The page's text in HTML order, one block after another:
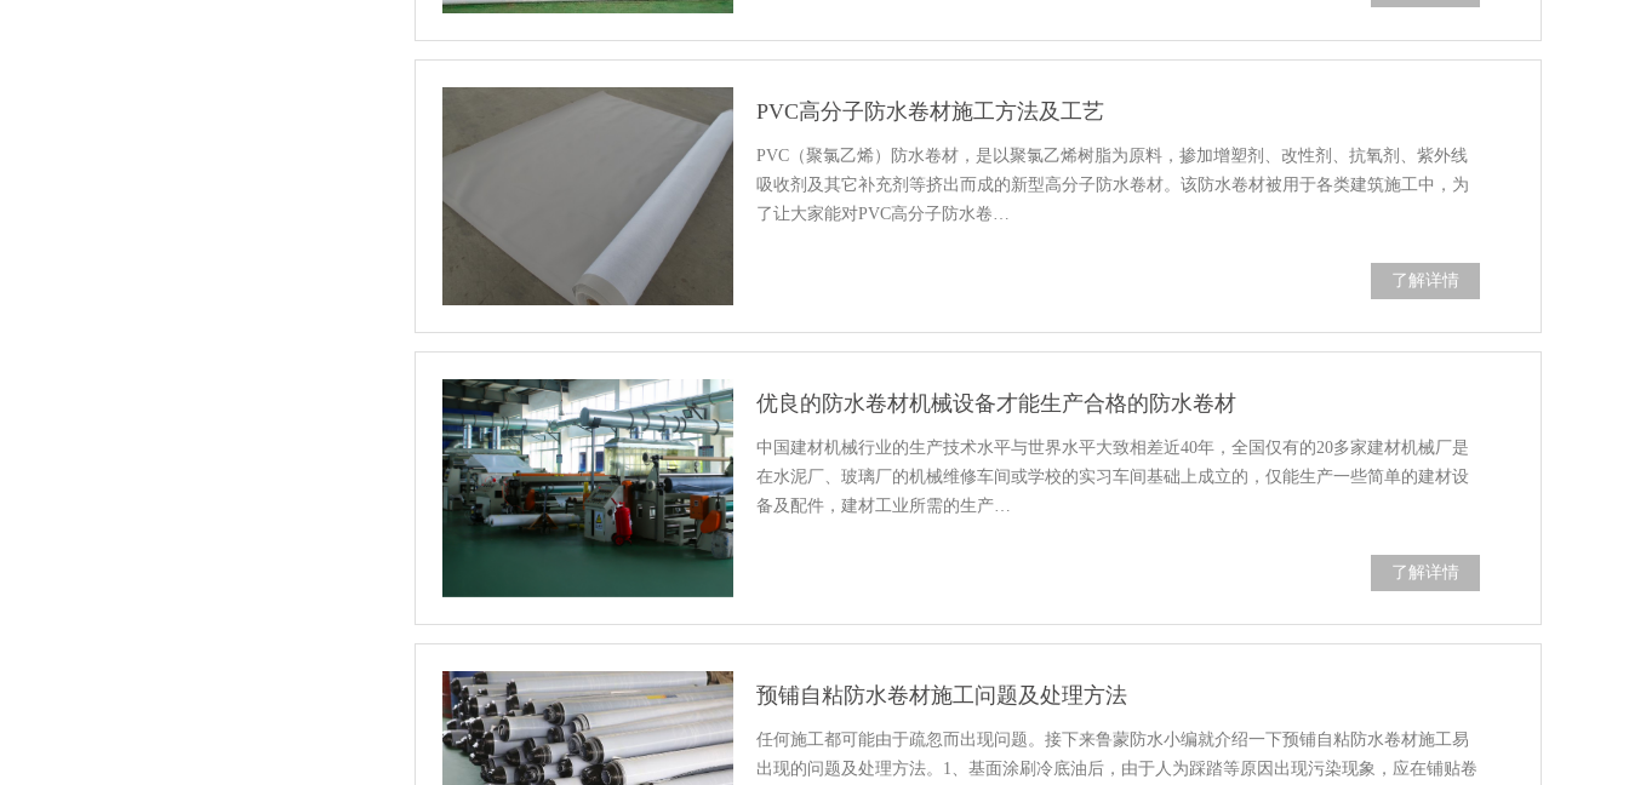
PVC高分子防水卷材施工方法及工艺
PVC（聚氯乙烯）防水卷材，是以聚氯乙烯树脂为原料，掺加增塑剂、改性剂、抗氧剂、紫外线
吸收剂及其它补充剂等挤出而成的新型高分子防水卷材。该防水卷材被用于各类建筑施工中，为
了让大家能对PVC高分子防水卷…
了解详情
优良的防水卷材机械设备才能生产合格的防水卷材
中国建材机械行业的生产技术水平与世界水平大致相差近40年，全国仅有的20多家建材机械厂是
在水泥厂、玻璃厂的机械维修车间或学校的实习车间基础上成立的，仅能生产一些简单的建材设
备及配件，建材工业所需的生产…
了解详情
预铺自粘防水卷材施工问题及处理方法
任何施工都可能由于疏忽而出现问题。接下来鲁蒙防水小编就介绍一下预铺自粘防水卷材施工易
出现的问题及处理方法。1、基面涂刷冷底油后，由于人为踩踏等原因出现污染现象，应在铺贴卷